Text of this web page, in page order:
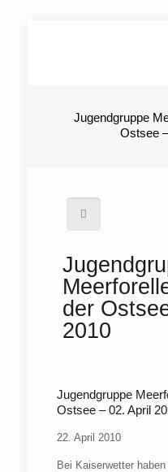
Jugendgruppe
Ostsee
der
2010
Jugendgruppe
Ostsee – 02. April
22. April 2010
Bei Kaiserwetter